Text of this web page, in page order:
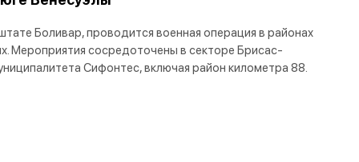
Боливар, проводится военная операция в районах
Мероприятия сосредоточены в секторе Брисас-
Сифонтес, включая район километра 88.